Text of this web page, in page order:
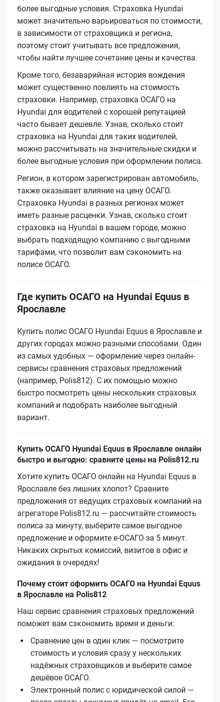
более выгодные условия. Страховка Hyundai
может значительно варьироваться по стоимости,
в зависимости от страховщика и региона,
поэтому стоит учитывать все предложения,
чтобы найти лучшее сочетание цены и качества.
Кроме того, безаварийная история вождения
может существенно повлиять на стоимость
страховки. Например, страховка ОСАГО на
Hyundai для водителей с хорошей репутацией
часто бывает дешевле. Узнав, сколько стоит
страховка на Hyundai для таких водителей,
можно рассчитывать на значительные скидки и
более выгодные условия при оформлении полиса.
Регион, в котором зарегистрирован автомобиль,
также оказывает влияние на цену ОСАГО.
Страховка Hyundai в разных регионах может
иметь разные расценки. Узнав, сколько стоит
страховка на Hyundai в вашем городе, можно
выбрать подходящую компанию с выгодными
тарифами, что позволит вам сэкономить на
полисе ОСАГО.
Где купить ОСАГО на Hyundai Equus в
Ярославле
Купить полис ОСАГО Hyundai Equus в Ярославле и
других городах можно разными способами. Один
из самых удобных — оформление через онлайн-
сервисы сравнения страховых предложений
(например, Polis812). С их помощью можно
быстро посмотреть цены нескольких страховых
компаний и подобрать наиболее выгодный
вариант.
Купить ОСАГО Hyundai Equus в Ярославле онлайн
быстро и выгодно: сравните цены на Polis812.ru
Хотите купить ОСАГО онлайн на Hyundai Equus в
Ярославле без лишних хлопот? Сравните
предложения от ведущих страховых компаний на
агрегаторе Polis812.ru — рассчитайте стоимость
полиса за минуту, выберите самое выгодное
предложение и оформите е‑ОСАГО за 5 минут.
Никаких скрытых комиссий, визитов в офис и
ожидания в очередях!
Почему стоит оформить ОСАГО на Hyundai Equus
в Ярославле на Polis812
Наш сервис сравнения страховых предложений
поможет вам сэкономить время и деньги:
Сравнение цен в один клик — посмотрите
стоимость и условия сразу у нескольких
надёжных страховщиков и выберите самое
дешёвое ОСАГО.
Электронный полис с юридической силой —